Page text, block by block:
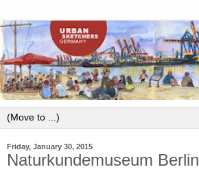
Friday, January 30, 2015
Naturkundemuseum Berlin